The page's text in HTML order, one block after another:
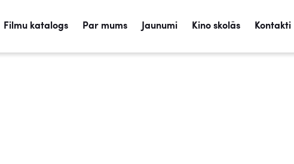
Filmu katalogs Par mums Jaunumi Kino skolās Kontakti